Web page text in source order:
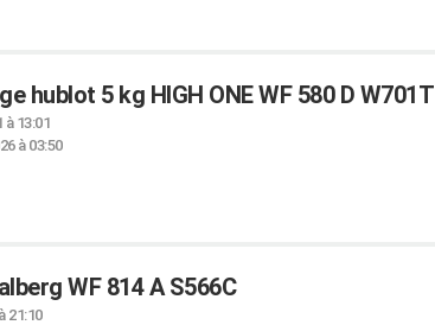
hublot 5 kg HIGH ONE WF 580 D W701T
à 13:01
à 03:50
WF 814 A S566C
21:10